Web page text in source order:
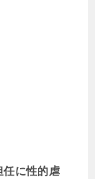
任に性的虐